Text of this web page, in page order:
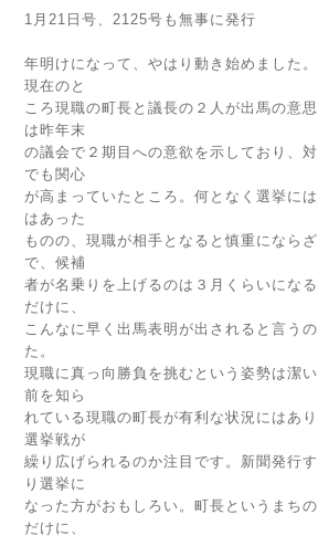
1月21日号、2125号も無事に発行
年明けになって、やはり動き始めました
現在のと
ころ現職の町長と議長の２人が出馬の意
は昨年末
の議会で２期目への意欲を示しており、
でも関心
が高まっていたところ。何となく選挙に
はあった
ものの、現職が相手となると慎重になら
で、候補
者が名乗りを上げるのは３月くらいにな
だけに、
こんなに早く出馬表明が出されると言う
た。
現職に真っ向勝負を挑むという姿勢は潔
前を知ら
れている現職の町長が有利な状況にはあ
選挙戦が
繰り広げられるのか注目です。新聞発行
り選挙に
なった方がおもしろい。町長というまち
だけに、